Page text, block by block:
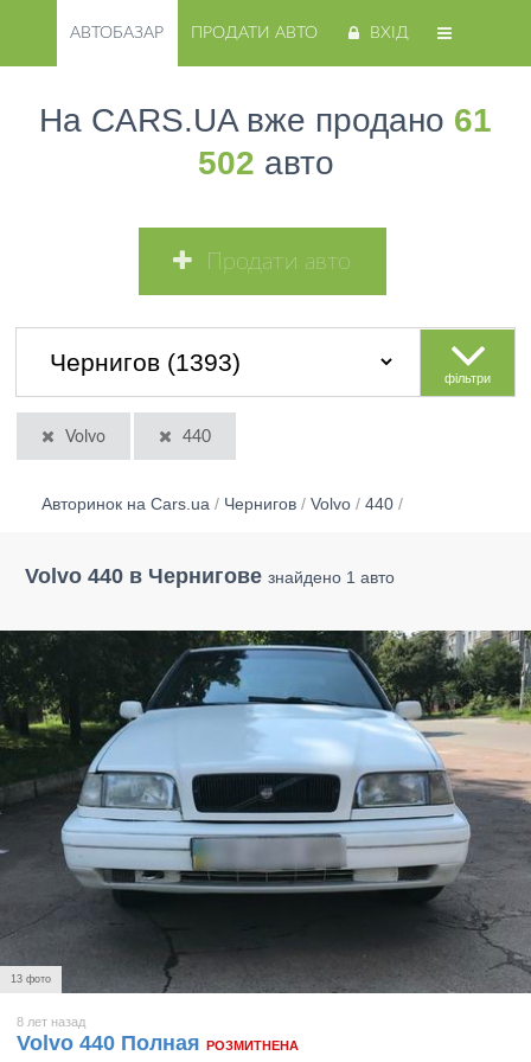
АВТОБАЗАР ПРОДАТИ АВТО ВХІД
На CARS.UA вже продано 61
502 авто
Продати авто
фільтри
Volvo 440
Авторинок на Cars.ua / Чернигов / Volvo / 440 /
Volvo 440 в Чернигове знайдено 1 авто
13 фото
8 лет назад
Volvo 440 Полная РОЗМИТНЕНА